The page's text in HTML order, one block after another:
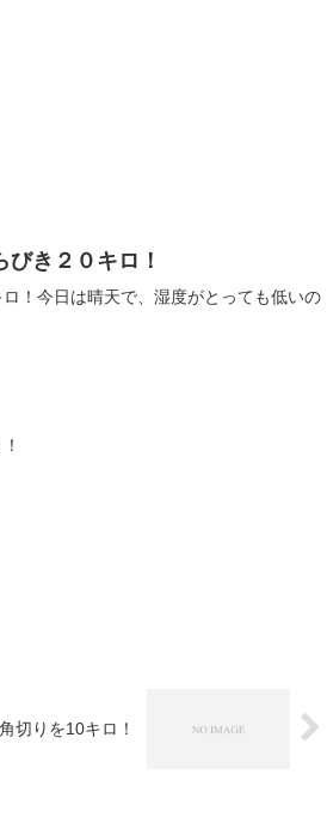
き２０キロ！
！今日は晴天で、湿度がとっても低いの
切りを10キロ！